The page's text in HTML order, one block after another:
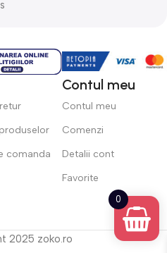
comanda
Contul meu
Contul meu
Comenzi
Detalii cont
Favorite
2025 zoko.ro
0